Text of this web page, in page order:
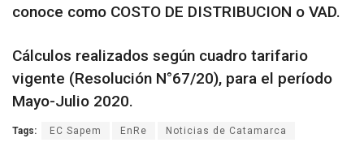
conoce como COSTO DE DISTRIBUCION o VAD.
Cálculos realizados según cuadro tarifario
vigente (Resolución N°67/20), para el período
Mayo-Julio 2020.
Tags: EC Sapem EnRe Noticias de Catamarca